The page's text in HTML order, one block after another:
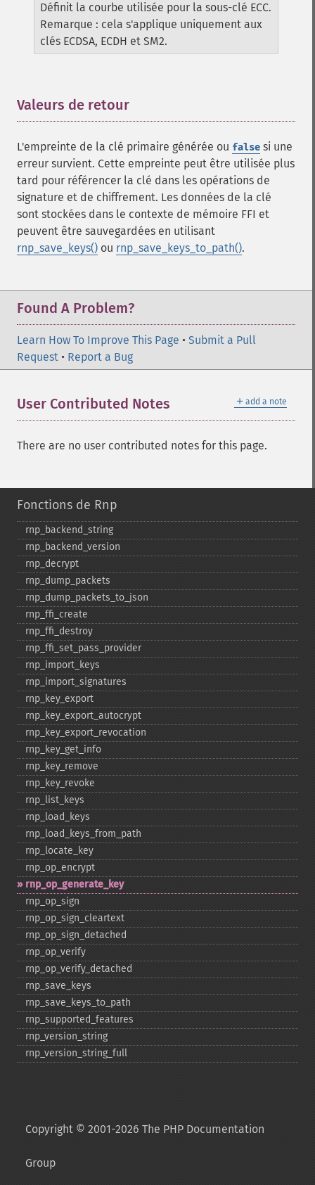
Définit la courbe utilisée pour la sous-clé ECC.
Remarque : cela s'applique uniquement aux
clés ECDSA, ECDH et SM2.
Valeurs de retour
L'empreinte de la clé primaire générée ou false si une
erreur survient. Cette empreinte peut être utilisée plus
tard pour référencer la clé dans les opérations de
signature et de chiffrement. Les données de la clé
sont stockées dans le contexte de mémoire FFI et
peuvent être sauvegardées en utilisant
rnp_save_keys() ou rnp_save_keys_to_path().
Found A Problem?
Learn How To Improve This Page • Submit a Pull
Request • Report a Bug
＋ add a note
User Contributed Notes
There are no user contributed notes for this page.
Fonctions de Rnp
rnp_​backend_​string
rnp_​backend_​version
rnp_​decrypt
rnp_​dump_​packets
rnp_​dump_​packets_​to_​json
rnp_​ffi_​create
rnp_​ffi_​destroy
rnp_​ffi_​set_​pass_​provider
rnp_​import_​keys
rnp_​import_​signatures
rnp_​key_​export
rnp_​key_​export_​autocrypt
rnp_​key_​export_​revocation
rnp_​key_​get_​info
rnp_​key_​remove
rnp_​key_​revoke
rnp_​list_​keys
rnp_​load_​keys
rnp_​load_​keys_​from_​path
rnp_​locate_​key
rnp_​op_​encrypt
rnp_​op_​generate_​key
rnp_​op_​sign
rnp_​op_​sign_​cleartext
rnp_​op_​sign_​detached
rnp_​op_​verify
rnp_​op_​verify_​detached
rnp_​save_​keys
rnp_​save_​keys_​to_​path
rnp_​supported_​features
rnp_​version_​string
rnp_​version_​string_​full
Copyright © 2001-2026 The PHP Documentation
Group